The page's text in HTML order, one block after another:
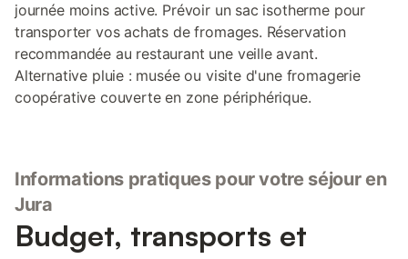
journée moins active. Prévoir un sac isotherme pour
transporter vos achats de fromages. Réservation
recommandée au restaurant une veille avant.
Alternative pluie : musée ou visite d'une fromagerie
coopérative couverte en zone périphérique.
Informations pratiques pour votre séjour en
Jura
Budget, transports et